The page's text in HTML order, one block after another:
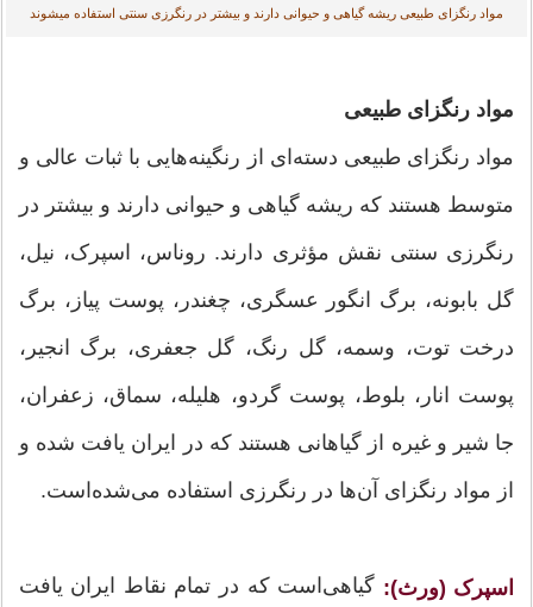
مواد رنگزای طبیعی ریشه گیاهی و حیوانی دارند و بیشتر در رنگرزی سنتی استفاده میشوند
مواد رنگزای طبیعی
مواد رنگزای طبیعی دسته‌ای از رنگینه‌هایی با ثبات عالی و
متوسط هستند که ریشه گیاهی و حیوانی دارند و بیشتر در
رنگرزی سنتی نقش مؤثری دارند. روناس، اسپرک، نیل،
گل بابونه، برگ انگور عسگری، چغندر، پوست پیاز، برگ
درخت توت، وسمه، گل رنگ، گل جعفری، برگ انجیر،
پوست انار، بلوط، پوست گردو، هلیله، سماق، زعفران،
جا شیر و غیره از گیاهانی هستند که در ایران یافت شده و
از مواد رنگزای آن‌ها در رنگرزی استفاده می‌شده‌است.
اسپرک (ورث): گیاهی‌است که در تمام نقاط ایران یافت